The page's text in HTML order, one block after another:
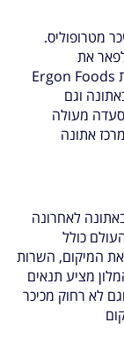
מטרופוליס.
את
הקולינאריה המקומית, הוא המלון הראשון לרשת Ergon Foods
וגם
מעולה
אתונה
לאחרונה
כולל
את המיקום, השרות
מציע תנאים
לא רחוק מכיכר